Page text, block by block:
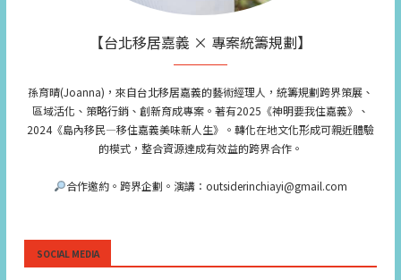
【台北移居嘉義 × 專案統籌規劃】
孫育晴(Joanna)，來自台北移居嘉義的藝術經理人，統籌規劃跨界策展、
區域活化、策略行銷、創新育成專案。著有2025《神明要我住嘉義》、
2024《島內移民—移住嘉義美味新人生》。轉化在地文化形成可親近體驗
的模式，整合資源達成有效益的跨界合作。
合作邀約。跨界企劃。演講：outsiderinchiayi@gmail.com
SOCIAL MEDIA